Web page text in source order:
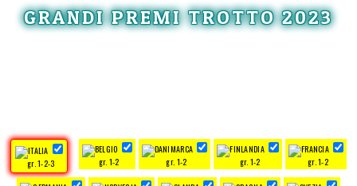
GRANDI PREMI TROTTO 2023
gr. 1-2-3 gr. 1-2 gr. 1-2 gr. 1-2 gr. 1-2